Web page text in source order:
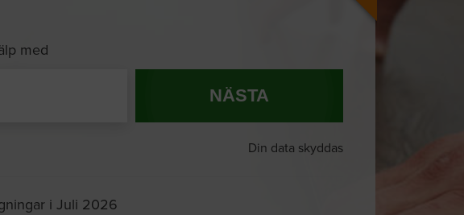
med
NÄSTA
Din data skyddas
i Juli 2026